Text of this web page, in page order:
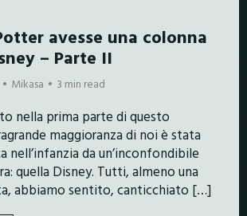
avesse una colonna
– Parte II
Mikasa 3 min read
nella prima parte di questo
maggioranza di noi è stata
nell’infanzia da un’inconfondibile
quella Disney. Tutti, almeno una
abbiamo sentito, canticchiato […]